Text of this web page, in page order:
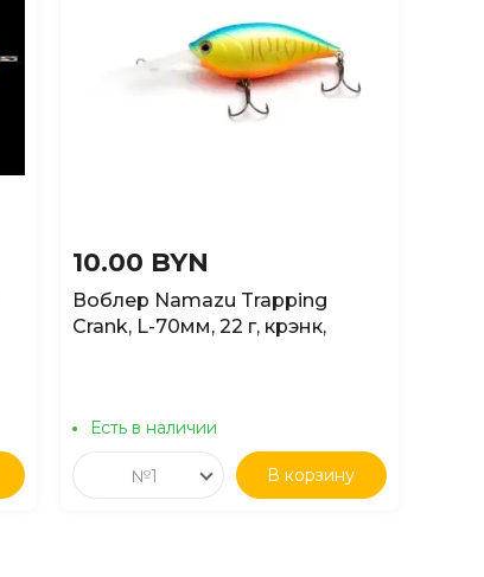
10.00 BYN
Воблер Namazu Trapping
Crank, L-70мм, 22 г, крэнк,
Есть в наличии
№1 В корзину